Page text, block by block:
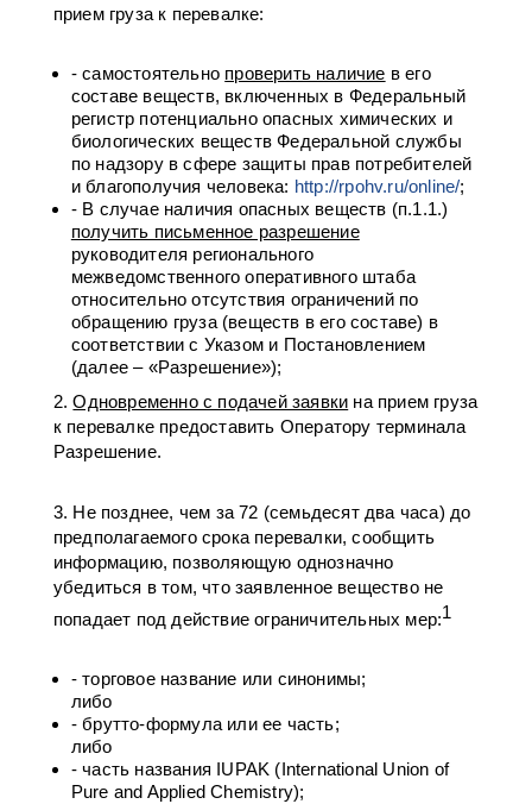
прием груза к перевалке:
- самостоятельно проверить наличие в его
составе веществ, включенных в Федеральный
регистр потенциально опасных химических и
биологических веществ Федеральной службы
по надзору в сфере защиты прав потребителей
и благополучия человека: http://rpohv.ru/online/;
- В случае наличия опасных веществ (п.1.1.)
получить письменное разрешение
руководителя регионального
межведомственного оперативного штаба
относительно отсутствия ограничений по
обращению груза (веществ в его составе) в
соответствии с Указом и Постановлением
(далее – «Разрешение»);
2.Одновременно с подачей заявки на прием груза
к перевалке предоставить Оператору терминала
Разрешение.
3. Не позднее, чем за 72 (семьдесят два часа) до
предполагаемого срока перевалки, сообщить
информацию, позволяющую однозначно
убедиться в том, что заявленное вещество не
попадает под действие ограничительных мер:1
- торговое название или синонимы;
либо
- брутто-формула или ее часть;
либо
- часть названия IUPAK (International Union of
Pure and Applied Chemistry);